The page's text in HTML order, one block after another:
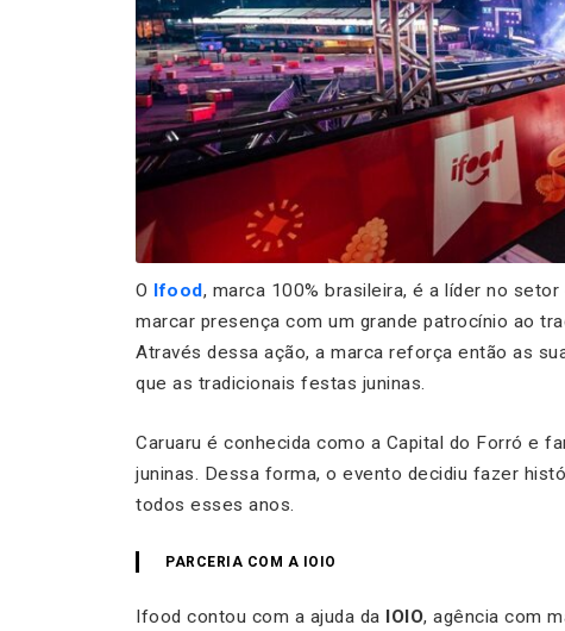
O Ifood, marca 100% brasileira, é a líder no
marcar presença com um grande patrocínio ao
Através dessa ação, a marca reforça então as
que as tradicionais festas juninas.
Caruaru é conhecida como a Capital do Forró e
juninas. Dessa forma, o evento decidiu fazer
todos esses anos.
PARCERIA COM A IOIO
Ifood contou com a ajuda da IOIO, agência com